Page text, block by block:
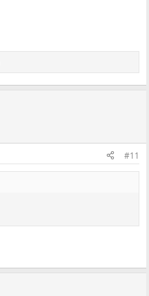
#11